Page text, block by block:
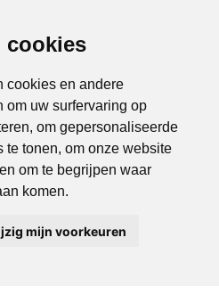
cookies
cookies en andere
om uw surfervaring op
om gepersonaliseerde
te tonen, om onze website
om te begrijpen waar
komen.
mijn voorkeuren